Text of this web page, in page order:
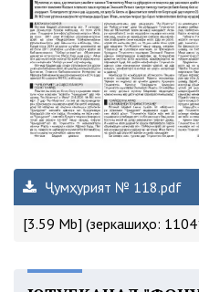
Ҷумҳурият № 118.pdf
[3.59 Mb] (зеркашиҳо: